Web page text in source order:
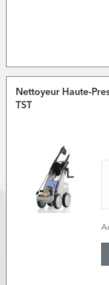
Nettoyeur Haute-
TST